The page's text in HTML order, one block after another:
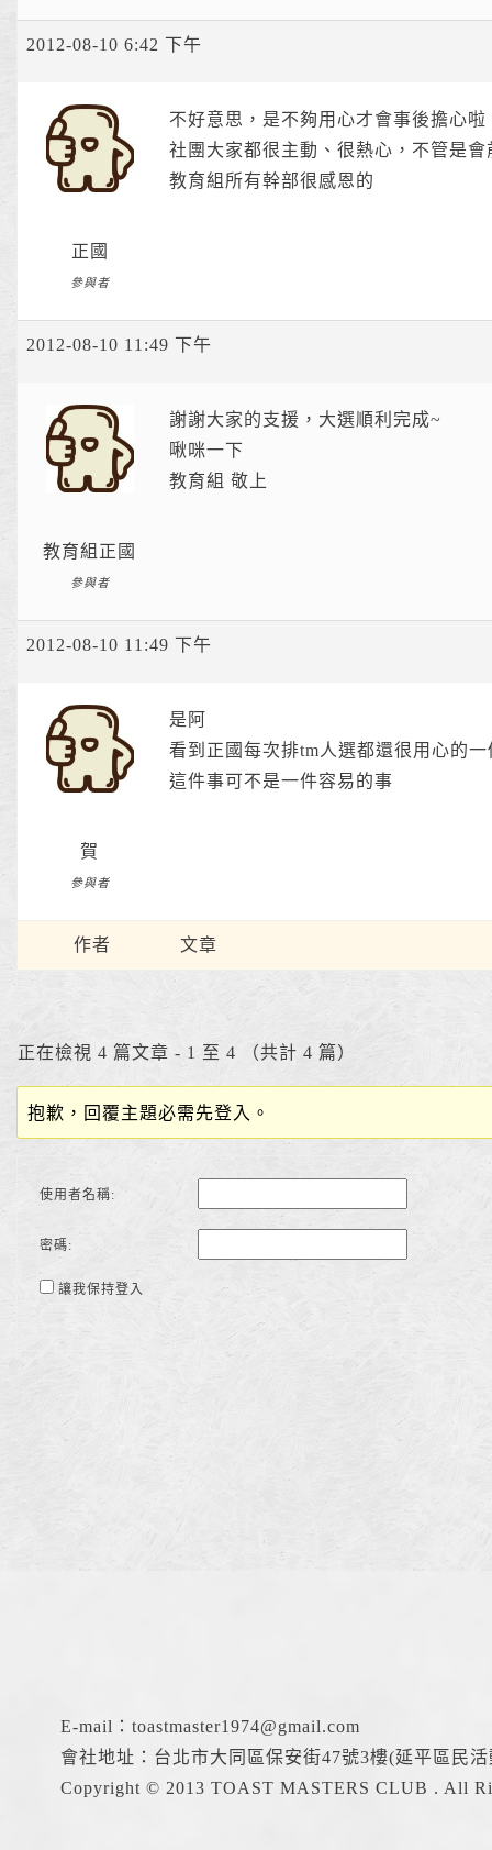
2012-08-10 6:42 下午
正國
參與者
不好意思，是不夠用心才會事後擔心啦
社團大家都很主動、很熱心，不管是
教育組所有幹部很感恩的
2012-08-10 11:49 下午
教育組正國
參與者
謝謝大家的支援，大選順利完成~
啾咪一下
教育組 敬上
2012-08-10 11:49 下午
賀
參與者
是阿
看到正國每次排tm人選都還很用心的
這件事可不是一件容易的事
作者 文章
正在檢視 4 篇文章 - 1 至 4 （共計 4 篇）
抱歉，回覆主題必需先登入。
使用者名稱:
密碼:
讓我保持登入
E-mail： toastmaster1974@gmail.com
會社地址：台北市大同區保安街47號3樓(延平區民
Copyright © 2013 TOAST MASTERS CLUB . All